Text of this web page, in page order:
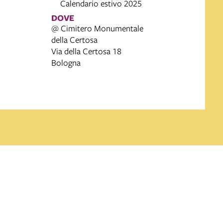
Calendario estivo 2025
DOVE
@ Cimitero Monumentale
della Certosa
Via della Certosa 18
Bologna